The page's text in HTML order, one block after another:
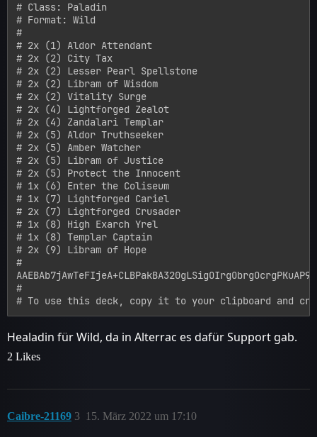
# Class: Paladin
# Format: Wild
#
# 2x (1) Aldor Attendant
# 2x (2) City Tax
# 2x (2) Lesser Pearl Spellstone
# 2x (2) Libram of Wisdom
# 2x (2) Vitality Surge
# 2x (4) Lightforged Zealot
# 2x (4) Zandalari Templar
# 2x (5) Aldor Truthseeker
# 2x (5) Amber Watcher
# 2x (5) Libram of Justice
# 2x (5) Protect the Innocent
# 1x (6) Enter the Coliseum
# 1x (7) Lightforged Cariel
# 2x (7) Lightforged Crusader
# 1x (8) High Exarch Yrel
# 1x (8) Templar Captain
# 2x (9) Libram of Hope
#
#
Healadin für Wild, da in Alterrac es dafür Support gab.
2 Likes
Caibre-21169 15. März 2022 um 17:10
3